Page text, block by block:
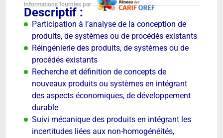
Informations fournies par
Descriptif :
Participation à l’analyse de la conception de
produits, de systèmes ou de procédés existants
Réingénierie des produits, de systèmes ou de
procédés existants
Recherche et définition de concepts de
nouveaux produits ou systèmes en intégrant
des aspects économiques, de développement
durable
Suivi mécanique des produits en intégrant les
incertitudes liées aux non-homogénéités,